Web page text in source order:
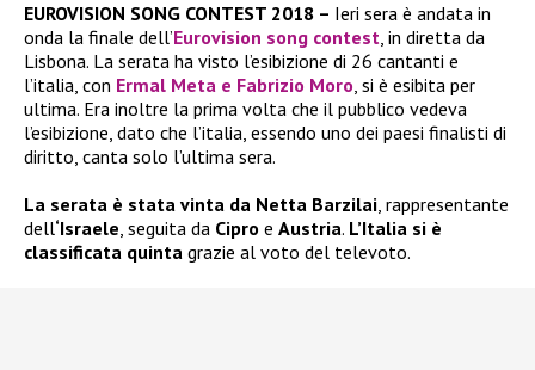
EUROVISION SONG CONTEST 2018 – Ieri sera è andata in
onda la finale dell’Eurovision song contest, in diretta da
Lisbona. La serata ha visto l’esibizione di 26 cantanti e
l’italia, con Ermal Meta e Fabrizio Moro, si è esibita per
ultima. Era inoltre la prima volta che il pubblico vedeva
l’esibizione, dato che l’italia, essendo uno dei paesi finalisti di
diritto, canta solo l’ultima sera.
La serata è stata vinta da Netta Barzilai, rappresentante
dell‘Israele, seguita da Cipro e Austria. L’Italia si è
classificata quinta grazie al voto del televoto.